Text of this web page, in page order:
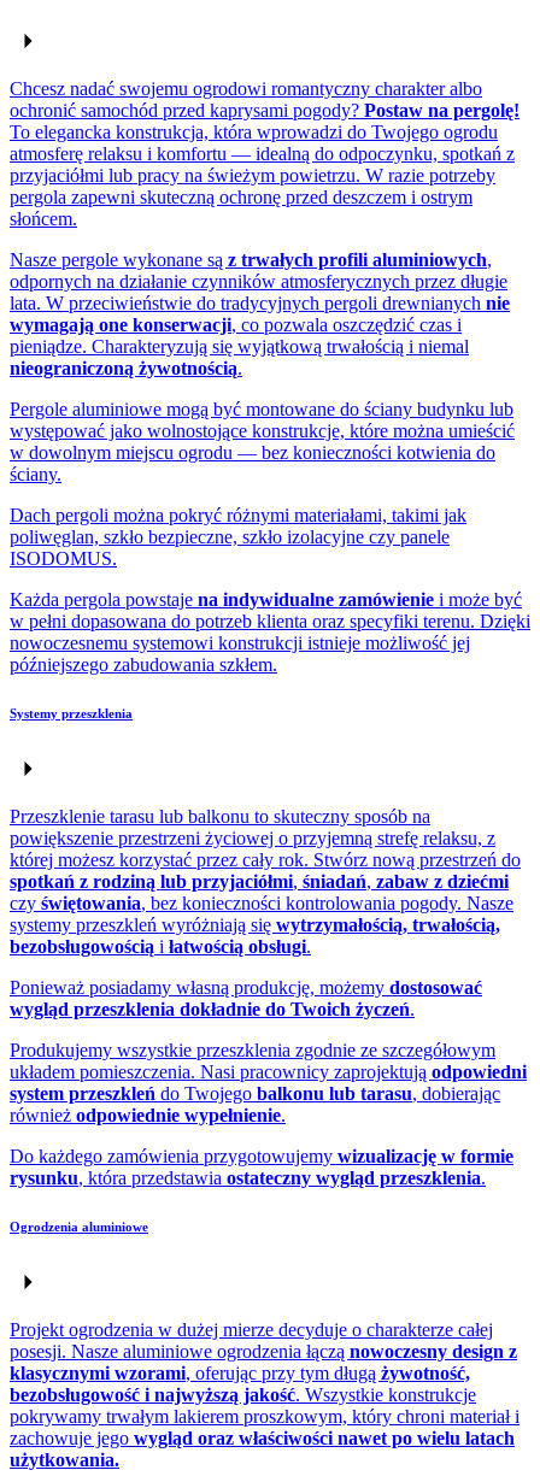
Chcesz nadać swojemu ogrodowi romantyczny charakter albo
ochronić samochód przed kaprysami pogody? Postaw na pergolę!
To elegancka konstrukcja, która wprowadzi do Twojego ogrodu
atmosferę relaksu i komfortu — idealną do odpoczynku, spotkań z
przyjaciółmi lub pracy na świeżym powietrzu. W razie potrzeby
pergola zapewni skuteczną ochronę przed deszczem i ostrym
słońcem.
Nasze pergole wykonane są z trwałych profili aluminiowych,
odpornych na działanie czynników atmosferycznych przez długie
lata. W przeciwieństwie do tradycyjnych pergoli drewnianych nie
wymagają one konserwacji, co pozwala oszczędzić czas i
pieniądze. Charakteryzują się wyjątkową trwałością i niemal
nieograniczoną żywotnością.
Pergole aluminiowe mogą być montowane do ściany budynku lub
występować jako wolnostojące konstrukcje, które można umieścić
w dowolnym miejscu ogrodu — bez konieczności kotwienia do
ściany.
Dach pergoli można pokryć różnymi materiałami, takimi jak
poliwęglan, szkło bezpieczne, szkło izolacyjne czy panele
ISODOMUS.
Każda pergola powstaje na indywidualne zamówienie i może być
w pełni dopasowana do potrzeb klienta oraz specyfiki terenu. Dzięki
nowoczesnemu systemowi konstrukcji istnieje możliwość jej
późniejszego zabudowania szkłem.
Systemy przeszklenia
Przeszklenie tarasu lub balkonu to skuteczny sposób na
powiększenie przestrzeni życiowej o przyjemną strefę relaksu, z
której możesz korzystać przez cały rok. Stwórz nową przestrzeń do
spotkań z rodziną lub przyjaciółmi, śniadań, zabaw z dziećmi
czy świętowania, bez konieczności kontrolowania pogody. Nasze
systemy przeszkleń wyróżniają się wytrzymałością, trwałością,
bezobsługowością i łatwością obsługi.
Ponieważ posiadamy własną produkcję, możemy dostosować
wygląd przeszklenia dokładnie do Twoich życzeń.
Produkujemy wszystkie przeszklenia zgodnie ze szczegółowym
układem pomieszczenia. Nasi pracownicy zaprojektują odpowiedni
system przeszkleń do Twojego balkonu lub tarasu, dobierając
również odpowiednie wypełnienie.
Do każdego zamówienia przygotowujemy wizualizację w formie
rysunku, która przedstawia ostateczny wygląd przeszklenia.
Ogrodzenia aluminiowe
Projekt ogrodzenia w dużej mierze decyduje o charakterze całej
posesji. Nasze aluminiowe ogrodzenia łączą nowoczesny design z
klasycznymi wzorami, oferując przy tym długą żywotność,
bezobsługowość i najwyższą jakość. Wszystkie konstrukcje
pokrywamy trwałym lakierem proszkowym, który chroni materiał i
zachowuje jego wygląd oraz właściwości nawet po wielu latach
użytkowania.